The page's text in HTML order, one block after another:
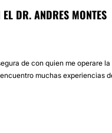
DR. ANDRES MONTES
de con quien me operare la
muchas experiencias